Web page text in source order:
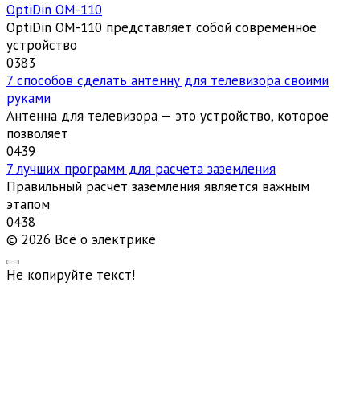
OptiDin ОМ-110
OptiDin ОМ-110 представляет собой современное
устройство
0383
7 способов сделать антенну для телевизора своими
руками
Антенна для телевизора — это устройство, которое
позволяет
0439
7 лучших программ для расчета заземления
Правильный расчет заземления является важным
этапом
0438
© 2026 Всё о электрике
Не копируйте текст!